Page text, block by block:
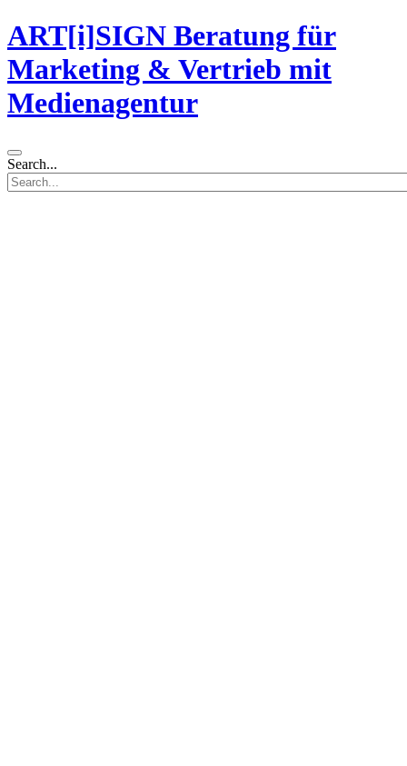
ART[i]SIGN Beratung für
Marketing & Vertrieb mit
Medienagentur
Search...